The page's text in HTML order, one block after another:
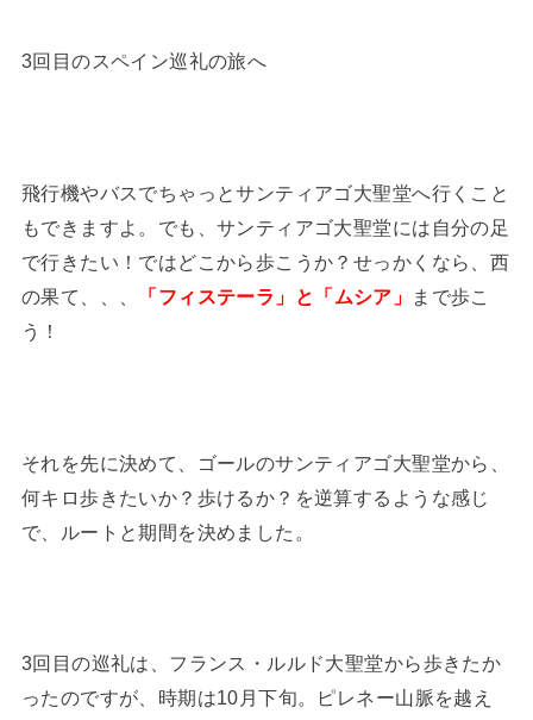
3回目のスペイン巡礼の旅へ
飛行機やバスでちゃっとサンティアゴ大聖堂へ行くこと
もできますよ。でも、サンティアゴ大聖堂には自分の足
で行きたい！ではどこから歩こうか？せっかくなら、西
の果て、、、
「フィステーラ」と「ムシア」
まで歩こ
う！
それを先に決めて、ゴールのサンティアゴ大聖堂から、
何キロ歩きたいか？歩けるか？を逆算するような感じ
で、ルートと期間を決めました。
3回目の巡礼は、フランス・ルルド大聖堂から歩きたか
ったのですが、時期は10月下旬。ピレネー山脈を越え